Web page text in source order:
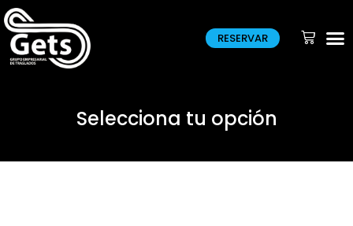
RESERVAR
Selecciona tu opción